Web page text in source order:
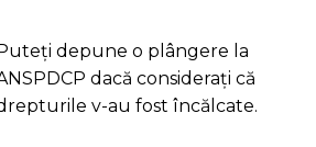
depune o plângere la
dacă considerați că
v-au fost încălcate.